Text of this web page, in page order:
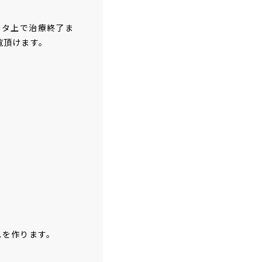
上で治療終了ま
けます。
作ります。